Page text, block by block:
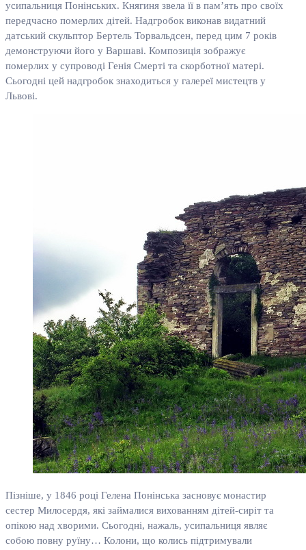
усипальниця Понінських. Княгиня звела її в пам’ять про своїх
передчасно померлих дітей. Надгробок виконав видатний
датський скульптор Бертель Торвальдсен, перед цим 7 років
демонструючи його у Варшаві. Композиція зображує
померлих у супроводі Генія Смерті та скорботної матері.
Сьогодні цей надгробок знаходиться у галереї мистецтв у
Львові.
Пізніше, у 1846 році Гелена Понінська засновує монастир
сестер Милосердя, які займалися вихованням дітей-сиріт та
опікою над хворими. Сьогодні, нажаль, усипальниця являє
собою повну руїну… Колони, що колись підтримували